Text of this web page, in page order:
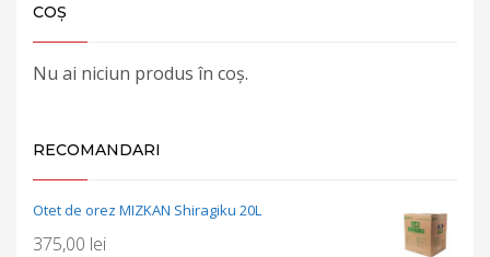
COȘ
Nu ai niciun produs în coș.
RECOMANDARI
Otet de orez MIZKAN Shiragiku 20L
375,00 lei